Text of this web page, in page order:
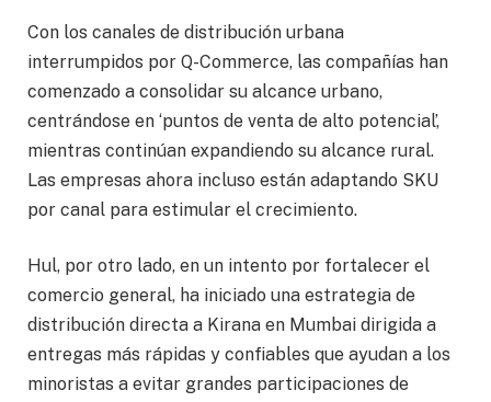
Con los canales de distribución urbana
interrumpidos por Q-Commerce, las compañías han
comenzado a consolidar su alcance urbano,
centrándose en ‘puntos de venta de alto potencial’,
mientras continúan expandiendo su alcance rural.
Las empresas ahora incluso están adaptando SKU
por canal para estimular el crecimiento.
Hul, por otro lado, en un intento por fortalecer el
comercio general, ha iniciado una estrategia de
distribución directa a Kirana en Mumbai dirigida a
entregas más rápidas y confiables que ayudan a los
minoristas a evitar grandes participaciones de